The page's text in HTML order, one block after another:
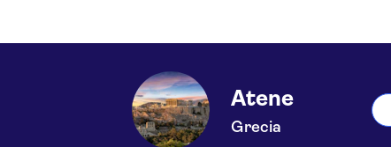
Atene
Grecia